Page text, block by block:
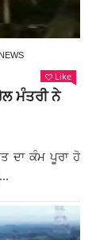
Like
ਮੰਤਰੀ ਨੇ
ਦਾ ਕੰਮ ਪੂਰਾ ਹੋ